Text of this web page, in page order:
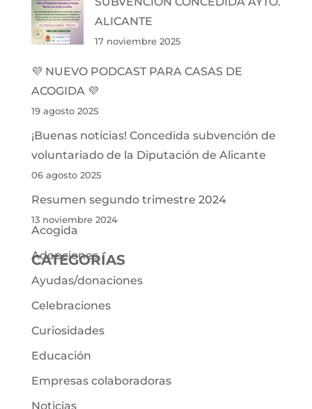
ALICANTE
17 noviembre 2025
💜 NUEVO PODCAST PARA CASAS DE
ACOGIDA 💜
19 agosto 2025
¡Buenas noticias! Concedida subvención de
voluntariado de la Diputación de Alicante
06 agosto 2025
Resumen segundo trimestre 2024
13 noviembre 2024
CATEGORÍAS
Acogida
Adopciones
Ayudas/donaciones
Celebraciones
Curiosidades
Educación
Empresas colaboradoras
Noticias